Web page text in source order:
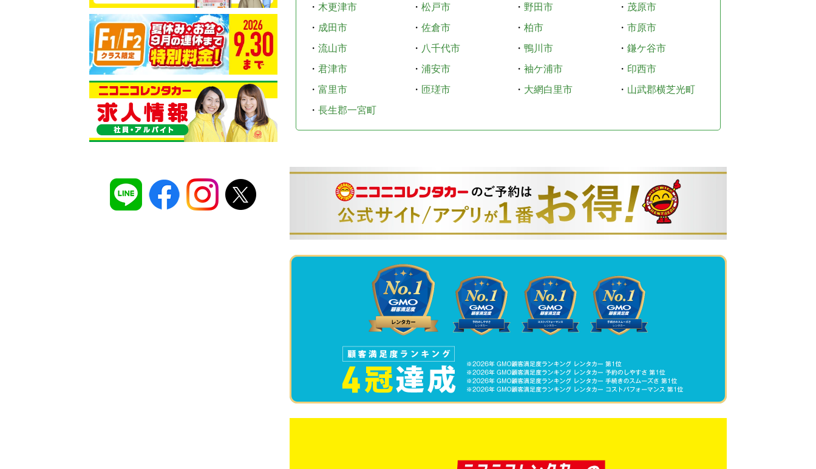
・ 木更津市 ・ 松戸市 ・ 野田市 ・ 茂原市
・ 成田市 ・ 佐倉市 ・ 柏市 ・ 市原市
・ 流山市 ・ 八千代市 ・ 鴨川市 ・ 鎌ケ谷市
・ 君津市 ・ 浦安市 ・ 袖ケ浦市 ・ 印西市
・ 富里市 ・ 匝瑳市 ・ 大網白里市 ・ 山武郡横芝光町
・ 長生郡一宮町